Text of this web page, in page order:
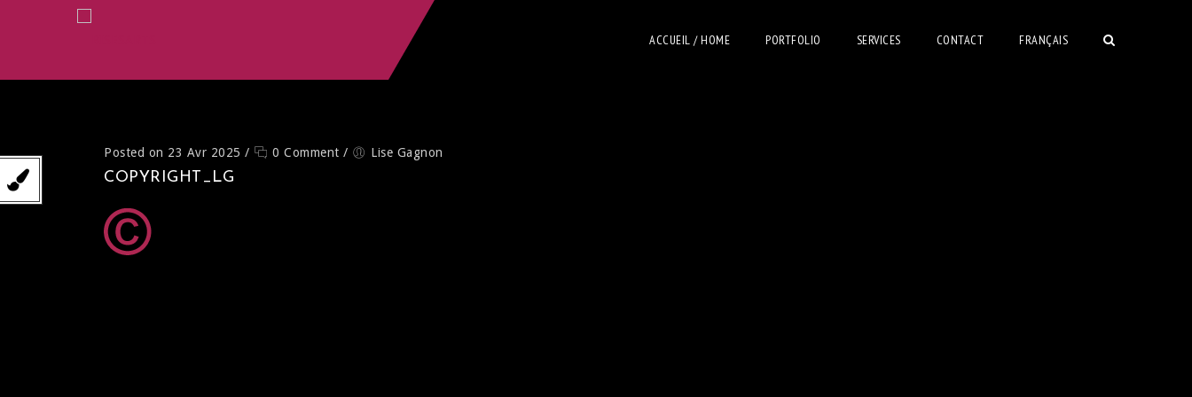
ACCUEIL / HOME PORTFOLIO SERVICES CONTACT FRANÇAIS
Posted on 23 Avr 2025 / 0 Comment / Lise Gagnon
COPYRIGHT_LG